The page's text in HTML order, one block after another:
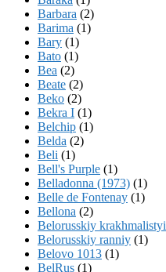
Barbara (2)
Barima (1)
Bary (1)
Bato (1)
Bea (2)
Beate (2)
Beko (2)
Bekra I (1)
Belchip (1)
Belda (2)
Beli (1)
Bell's Purple (1)
Belladonna (1973) (1)
Belle de Fontenay (1)
Bellona (2)
Belorusskiy krakhmalistyi
Belorusskiy ranniy (1)
Belovo 1013 (1)
BelRus (1)